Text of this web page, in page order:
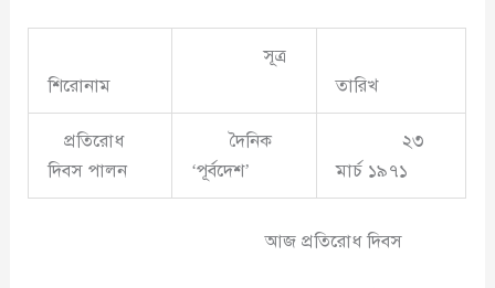
শিরোনাম
সূত্র
তারিখ
প্রতিরোধ
দিবস পালন
দৈনিক
‘পূর্বদেশ’
২৩
মার্চ ১৯৭১
আজ প্রতিরোধ দিবস